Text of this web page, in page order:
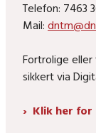
Telefon: 7463
Mail:
Fortrolige eller
sikkert via
Klik her